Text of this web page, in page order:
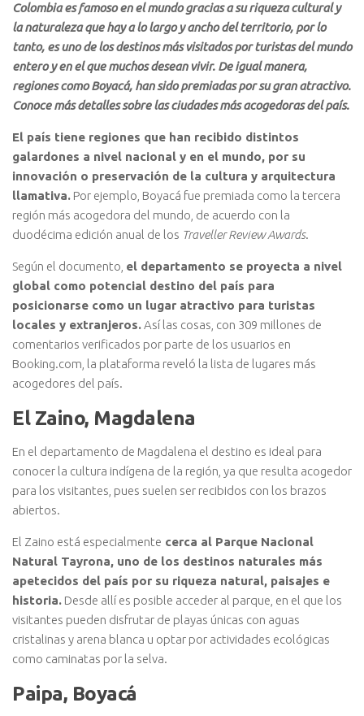
Colombia es famoso en el mundo gracias a su riqueza cultural y
la naturaleza que hay a lo largo y ancho del territorio, por lo
tanto, es uno de los destinos más visitados por turistas del mundo
entero y en el que muchos desean vivir. De igual manera,
regiones como Boyacá, han sido premiadas por su gran atractivo.
Conoce más detalles sobre las ciudades más acogedoras del país.
El país tiene regiones que han recibido distintos
galardones a nivel nacional y en el mundo, por su
innovación o preservación de la cultura y arquitectura
llamativa. Por ejemplo, Boyacá fue premiada como la tercera
región más acogedora del mundo, de acuerdo con la
duodécima edición anual de los Traveller Review Awards.
Según el documento, el departamento se proyecta a nivel
global como potencial destino del país para
posicionarse como un lugar atractivo para turistas
locales y extranjeros.Así las cosas, con 309 millones de
comentarios verificados por parte de los usuarios en
Booking.com, la plataforma reveló la lista de lugares más
acogedores del país.
El Zaino, Magdalena
En el departamento de Magdalena el destino es ideal para
conocer la cultura indígena de la región, ya que resulta acogedor
para los visitantes, pues suelen ser recibidos con los brazos
abiertos.
El Zaino está especialmente cerca al Parque Nacional
Natural Tayrona, uno de los destinos naturales más
apetecidos del país por su riqueza natural, paisajes e
historia. Desde allí es posible acceder al parque, en el que los
visitantes pueden disfrutar de playas únicas con aguas
cristalinas y arena blanca u optar por actividades ecológicas
como caminatas por la selva.
Paipa, Boyacá